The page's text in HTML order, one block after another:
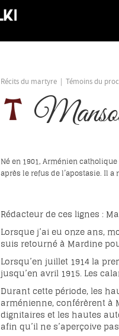
Récits du martyre Témoins du
Né en 1901, Arménien
après le refus de l’apostasie. Il
Rédacteur de ces lignes :
Lorsque j’ai eu onze ans,
suis retourné à Mardine
Lorsqu’en juillet 1914 la
jusqu’en avril 1915. Les
Durant cette période, les
arménienne, conférèrent
dignitaires et les hautes
afin qu’il ne s’aperçoive